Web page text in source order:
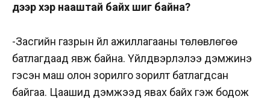
дээр хэр нааштай байх шиг байна?
-Засгийн газрын үйл ажиллагааны төлөвлөгөө
батлагдаад явж байна. Үйлдвэрлэлээ дэмжинэ
гэсэн маш олон зорилго зорилт батлагдсан
байгаа. Цаашид дэмжээд явах байх гэж бодож